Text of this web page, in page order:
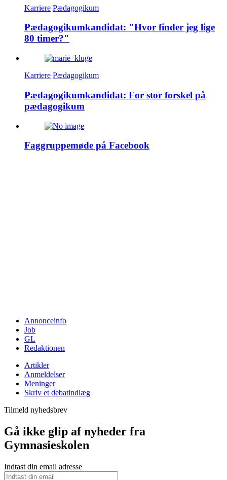
Karriere Pædagogikum
Pædagogikumkandidat: "Hvor finder jeg lige
80 timer?"
Karriere Pædagogikum
Pædagogikumkandidat: For stor forskel på
pædagogikum
Faggruppemøde på Facebook
Annonceinfo
Job
GL
Redaktionen
Artikler
Anmeldelser
Meninger
Skriv et debatindlæg
Tilmeld nyhedsbrev
Gå ikke glip af nyheder fra
Gymnasieskolen
Indtast din email adresse